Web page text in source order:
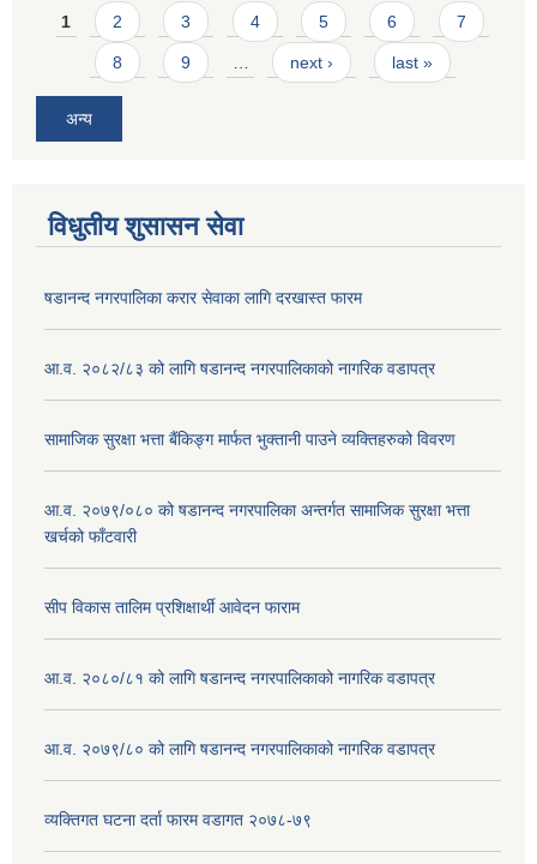
Pages
1 2 3 4 5 6 7
8 9 … next › last »
अन्य
विधुतीय शुसासन सेवा
षडानन्द नगरपालिका करार सेवाका लागि दरखास्त फारम
आ.व. २०८२/८३ को लागि षडानन्द नगरपालिकाको नागरिक वडापत्र
सामाजिक सुरक्षा भत्ता बैंकिङ्ग मार्फत भुक्तानी पाउने व्यक्तिहरुको विवरण
आ.व. २०७९/०८० को षडानन्द नगरपालिका अन्तर्गत सामाजिक सुरक्षा भत्ता
खर्चको फाँटवारी
सीप विकास तालिम प्रशिक्षार्थी आवेदन फाराम
आ.व. २०८०/८१ को लागि षडानन्द नगरपालिकाको नागरिक वडापत्र
आ.व. २०७९/८० को लागि षडानन्द नगरपालिकाको नागरिक वडापत्र
व्यक्तिगत घटना दर्ता फारम वडागत २०७८-७९